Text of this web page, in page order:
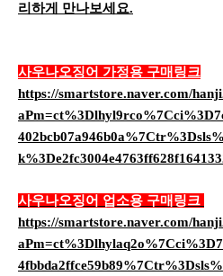
리하게 만나보세요.
사우나오징어 가정용 구매링크
https://smartstore.naver.com/
사우나오징어 업소용 구매링크
https://smartstore.naver.com/